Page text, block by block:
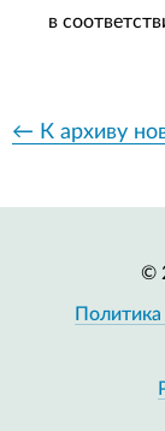
в
← К архиву
©